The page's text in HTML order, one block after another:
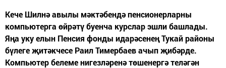
Кече Шилнә авылы мәктәбендә пенсионерларны
компьютерга өйрәтү буенча курслар эшли башлады.
Яңа уку елын Пенсия фонды идарәсенең Тукай районы
бүлеге җитәкчесе Раил Тимербаев ачып җибәрде.
Компьютер белеме нигезләренә төшенергә теләгән